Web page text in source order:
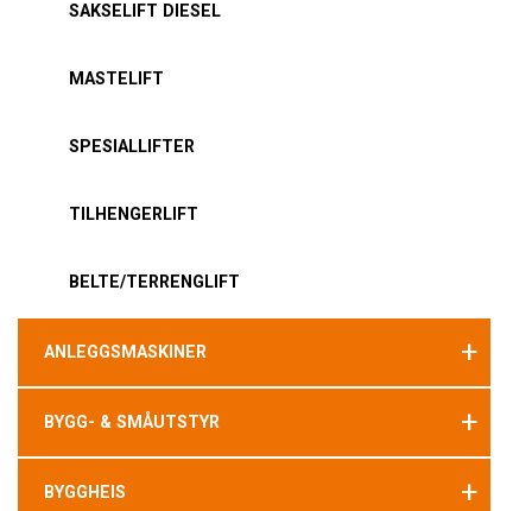
SAKSELIFT DIESEL
MASTELIFT
SPESIALLIFTER
TILHENGERLIFT
BELTE/TERRENGLIFT
ANLEGGSMASKINER +
BYGG- & SMÅUTSTYR +
BYGGHEIS +